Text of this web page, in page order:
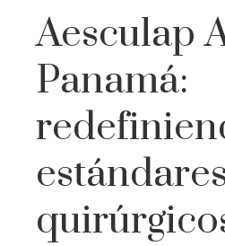
Aesculap
Panamá:
estándares